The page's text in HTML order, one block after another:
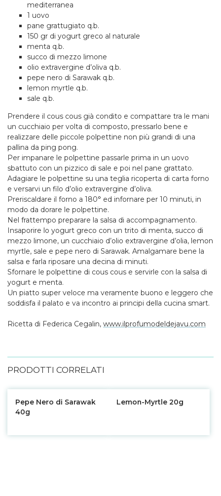
mediterranea
1 uovo
pane grattugiato q.b.
150 gr di yogurt greco al naturale
menta q.b.
succo di mezzo limone
olio extravergine d’oliva q.b.
pepe nero di Sarawak q.b.
lemon myrtle q.b.
sale q.b.
Prendere il cous cous già condito e compattare tra le mani
un cucchiaio per volta di composto, pressarlo bene e
realizzare delle piccole polpettine non più grandi di una
pallina da ping pong.
Per impanare le polpettine passarle prima in un uovo
sbattuto con un pizzico di sale e poi nel pane grattato.
Adagiare le polpettine su una teglia ricoperta di carta forno
e versarvi un filo d’olio extravergine d’oliva.
Preriscaldare il forno a 180° ed infornare per 10 minuti, in
modo da dorare le polpettine.
Nel frattempo preparare la salsa di accompagnamento.
Insaporire lo yogurt greco con un trito di menta, succo di
mezzo limone, un cucchiaio d’olio extravergine d’olia, lemon
myrtle, sale e pepe nero di Sarawak. Amalgamare bene la
salsa e farla riposare una decina di minuti.
Sfornare le polpettine di cous cous e servirle con la salsa di
yogurt e menta.
Un piatto super veloce ma veramente buono e leggero che
soddisfa il palato e va incontro ai principi della cucina smart.
Ricetta di Federica Cegalin, www.ilprofumodeldejavu.com
PRODOTTI CORRELATI
Pepe Nero di Sarawak
40g
Lemon-Myrtle 20g